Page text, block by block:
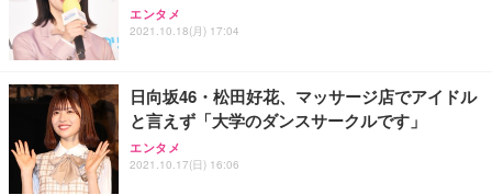
エンタメ
2021.10.18(月) 17:04
日向坂46・松田好花、マッサージ店でアイドル
と言えず「大学のダンスサークルです」
エンタメ
2021.10.17(日) 16:06